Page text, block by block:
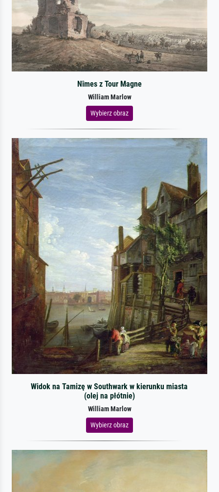
Nîmes z Tour Magne
William Marlow
Wybierz obraz
Widok na Tamizę w Southwark w kierunku miasta
(olej na płótnie)
William Marlow
Wybierz obraz